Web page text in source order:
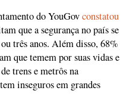
do YouGovconstatou
que a segurança no país se
três anos. Além disso, 68%
que temem por suas vidas e
trens e metrôs na
inseguros em grandes